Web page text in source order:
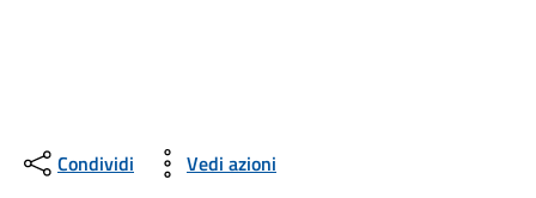
Condividi Vedi azioni